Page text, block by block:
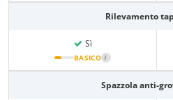
Rilevamento
Sì
BASICO i
Spazzola anti-